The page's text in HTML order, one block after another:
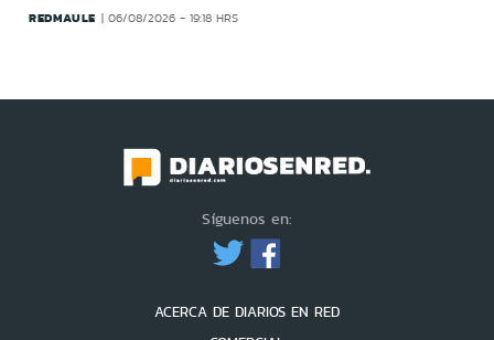
REDMAULE 06/08/2026 - 19:18 HRS
Síguenos en:
ACERCA DE DIARIOS EN RED